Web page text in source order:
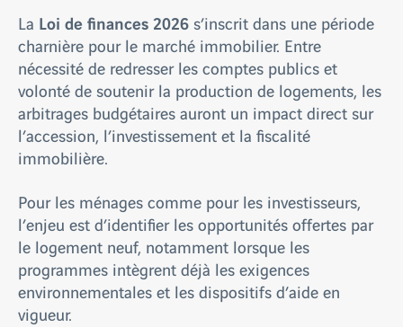
La Loi de finances 2026 s’inscrit dans une période
charnière pour le marché immobilier. Entre
nécessité de redresser les comptes publics et
volonté de soutenir la production de logements, les
arbitrages budgétaires auront un impact direct sur
l’accession, l’investissement et la fiscalité
immobilière.
Pour les ménages comme pour les investisseurs,
l’enjeu est d’identifier les opportunités offertes par
le logement neuf, notamment lorsque les
programmes intègrent déjà les exigences
environnementales et les dispositifs d’aide en
vigueur.